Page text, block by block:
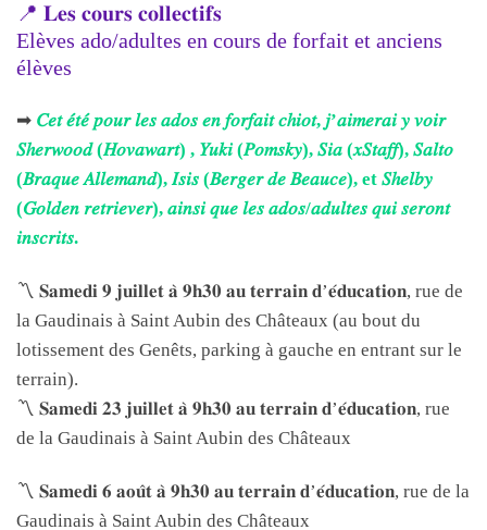
📍 𝐋𝐞𝐬 𝐜𝐨𝐮𝐫𝐬 𝐜𝐨𝐥𝐥𝐞𝐜𝐭𝐢𝐟𝐬
Elèves ado/adultes en cours de forfait et anciens
élèves
➡ 𝐶𝑒𝑡 𝑒́𝑡𝑒́ 𝑝𝑜𝑢𝑟 𝑙𝑒𝑠 𝑎𝑑𝑜𝑠 𝑒𝑛 𝑓𝑜𝑟𝑓𝑎𝑖𝑡 𝑐ℎ𝑖𝑜𝑡, 𝑗’𝑎𝑖𝑚𝑒𝑟𝑎𝑖 𝑦 𝑣𝑜𝑖𝑟
𝑆ℎ𝑒𝑟𝑤𝑜𝑜𝑑 (𝐻𝑜𝑣𝑎𝑤𝑎𝑟𝑡) , 𝑌𝑢𝑘𝑖 (𝑃𝑜𝑚𝑠𝑘𝑦), 𝑆𝑖𝑎 (𝑥𝑆𝑡𝑎𝑓𝑓), 𝑆𝑎𝑙𝑡𝑜
(𝐵𝑟𝑎𝑞𝑢𝑒 𝐴𝑙𝑙𝑒𝑚𝑎𝑛𝑑), 𝐼𝑠𝑖𝑠 (𝐵𝑒𝑟𝑔𝑒𝑟 𝑑𝑒 𝐵𝑒𝑎𝑢𝑐𝑒), et 𝑆ℎ𝑒𝑙𝑏𝑦
(𝐺𝑜𝑙𝑑𝑒𝑛 𝑟𝑒𝑡𝑟𝑖𝑒𝑣𝑒𝑟), 𝑎𝑖𝑛𝑠𝑖 𝑞𝑢𝑒 𝑙𝑒𝑠 𝑎𝑑𝑜𝑠/𝑎𝑑𝑢𝑙𝑡𝑒𝑠 𝑞𝑢𝑖 𝑠𝑒𝑟𝑜𝑛𝑡
𝑖𝑛𝑠𝑐𝑟𝑖𝑡𝑠.
〽 𝐒𝐚𝐦𝐞𝐝𝐢 𝟗 𝐣𝐮𝐢𝐥𝐥𝐞𝐭 𝐚̀ 𝟗𝐡𝟑𝟎 𝐚𝐮 𝐭𝐞𝐫𝐫𝐚𝐢𝐧 𝐝’𝐞́𝐝𝐮𝐜𝐚𝐭𝐢𝐨𝐧, rue de
la Gaudinais à Saint Aubin des Châteaux (au bout du
lotissement des Genêts, parking à gauche en entrant sur le
terrain).
〽 𝐒𝐚𝐦𝐞𝐝𝐢 𝟐𝟑 𝐣𝐮𝐢𝐥𝐥𝐞𝐭 𝐚̀ 𝟗𝐡𝟑𝟎 𝐚𝐮 𝐭𝐞𝐫𝐫𝐚𝐢𝐧 𝐝’𝐞́𝐝𝐮𝐜𝐚𝐭𝐢𝐨𝐧, rue
de la Gaudinais à Saint Aubin des Châteaux
〽 𝐒𝐚𝐦𝐞𝐝𝐢 𝟔 𝐚𝐨𝐮̂𝐭 𝐚̀ 𝟗𝐡𝟑𝟎 𝐚𝐮 𝐭𝐞𝐫𝐫𝐚𝐢𝐧 𝐝’𝐞́𝐝𝐮𝐜𝐚𝐭𝐢𝐨𝐧, rue de la
Gaudinais à Saint Aubin des Châteaux